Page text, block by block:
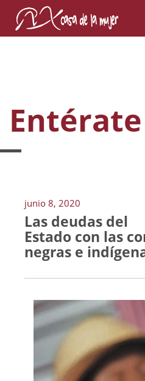
Entérate
junio 8, 2020
Las deudas del
Estado con las
negras e